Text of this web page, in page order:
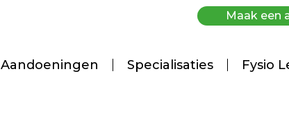
Maak een
Aandoeningen Specialisaties Fysio